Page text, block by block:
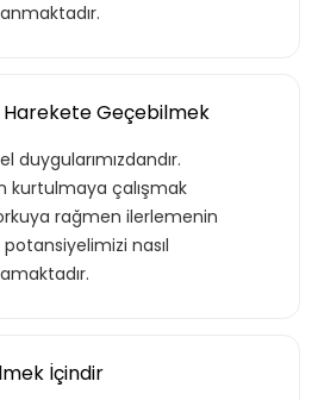
Geçebilmek
duygularımızdandır.
kurtulmaya çalışmak
rağmen ilerlemenin
potansiyelimizi nasıl
İçindir
alarak daha
erişebilirsin.
ihtiyaç duyacağı, hem